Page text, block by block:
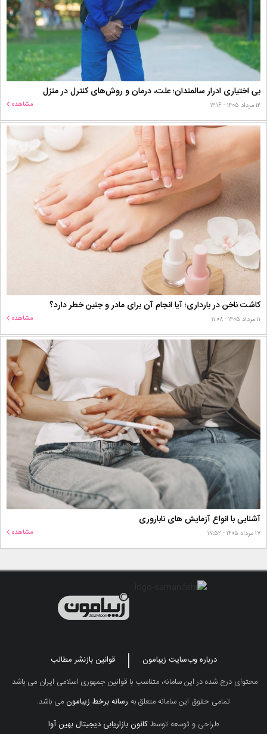
بی اختیاری ادرار سالمندان؛ علت، درمان و روش‌های کنترل در منزل
۱۲ مرداد ۱۴۰۵ - ۱۴:۱۶ مشاهده
کاشت ناخن در بارداری؛ آیا انجام آن برای مادر و جنین خطر دارد؟
۱۱ مرداد ۱۴۰۵ - ۱۱:۰۸ مشاهده
آشنایی با انواع آزمایش های ناباروری
۱۷ مرداد ۱۴۰۵ - ۱۷:۵۲ مشاهده
درباره وب‌سایت زیبامون
قوانین بازنشر مطالب
محتوای درج شده در این سامانه، متناسب با قوانین جمهوری اسلامی ایران می باشد.
تمامی حقوق این سامانه متعلق به رسانه برخط زیبامونمی باشد.
طراحی و توسعه توسطکانون بازاریابی دیجیتال بهین آوا